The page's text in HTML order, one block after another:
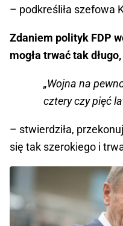
– podkreśliła szefowa
Zdaniem polityk FDP
mogła trwać tak
„Wojna na
cztery czy pięć
– stwierdziła,
się tak szerokiego i